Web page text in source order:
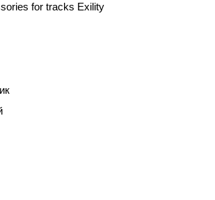
for tracks Exility